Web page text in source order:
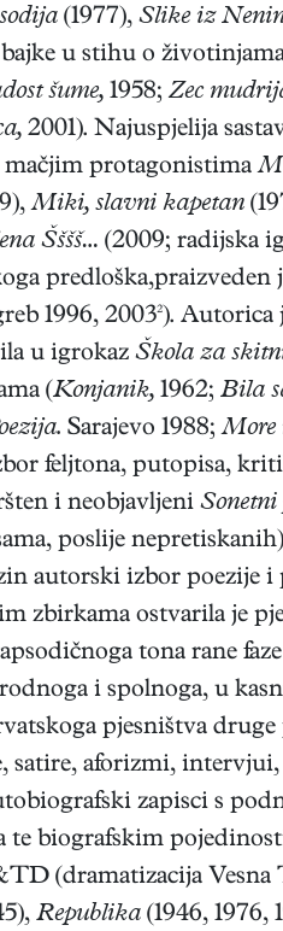
(1977), Slike iz
u stihu o
šume, 1958;Zec
2001). Najuspjelija
mačjim protagonistima
Miki, slavni kapetan
Šššš… (2009; radijska
predloška,praizveden
1996, 2003²). Autorica
u igrokaz Škola za
(Konjanik, 1962; Bila
Sarajevo 1988;More
feljtona, putopisa,
i neobjavljeni Sonetni
poslije
autorski izbor poezije
zbirkama ostvarila je
tona rane
i spolnoga, u
pjesništva
satire, aforizmi,
zapisci s
te biografskim
(dramatizacija
Republika (1946, 1976,